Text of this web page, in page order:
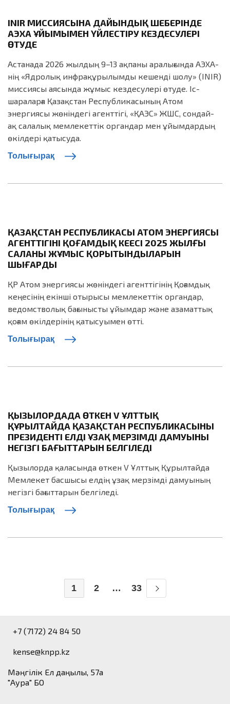
INIR МИССИЯСЫНА ДАЙЫНДЫҚ ШЕҢБЕРІНДЕ
АЭХА ҰЙЫМЫМЕН ҮЙЛЕСТІРУ КЕЗДЕСУЛЕРІ
ӨТУДЕ
Астанада 2026 жылдың 9–13 ақпаны аралығында АЭХА-
нің «Ядролық инфрақұрылымды кешенді шолу» (INIR)
миссиясы аясында жұмыс кездесулері өтуде. Іс-
шараларға Қазақстан Республикасының Атом
энергиясы жөніндегі агенттігі, «ҚАЭС» ЖШС, сондай-
ақ салалық мемлекеттік органдар мен ұйымдардың
өкілдері қатысуда.
Толығырақ
ҚАЗАҚСТАН РЕСПУБЛИКАСЫ АТОМ ЭНЕРГИЯСЫ
АГЕНТТІГІНІҢ ҚОҒАМДЫҚ КЕҢЕСІ 2025 ЖЫЛҒЫ
САЛАНЫҢ ЖҰМЫС ҚОРЫТЫНДЫЛАРЫН
ШЫҒАРДЫ
ҚР Атом энергиясы жөніндегі агенттігінің Қоғамдық
кеңесінің екінші отырысы мемлекеттік органдар,
ведомстволық бағынысты ұйымдар және азаматтық
қоғам өкілдерінің қатысуымен өтті.
Толығырақ
ҚЫЗЫЛОРДАДА ӨТКЕН V ҰЛТТЫҚ
ҚҰРЫЛТАЙДА ҚАЗАҚСТАН РЕСПУБЛИКАСЫНЫҢ
ПРЕЗИДЕНТІ ЕЛДІҢ ҰЗАҚ МЕРЗІМДІ ДАМУЫНЫҢ
НЕГІЗГІ БАҒЫТТАРЫН БЕЛГІЛЕДІ
Қызылорда қаласында өткен V Ұлттық Құрылтайда
Мемлекет басшысы елдің ұзақ мерзімді дамуының
негізгі бағыттарын белгіледі.
Толығырақ
1 2 … 33
+7 (7172) 24 84 50
kense@knpp.kz
​Мәңгілік Ел даңғылы, 57а
"Аура" БО